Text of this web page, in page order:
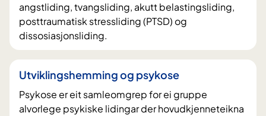
angstliding, tvangsliding, akutt belastingsliding,
posttraumatisk stressliding (PTSD) og
dissosiasjonsliding.
Utviklingshemming og psykose
Psykose er eit samleomgrep for ei gruppe
alvorlege psykiske lidingar der hovudkjenneteikna